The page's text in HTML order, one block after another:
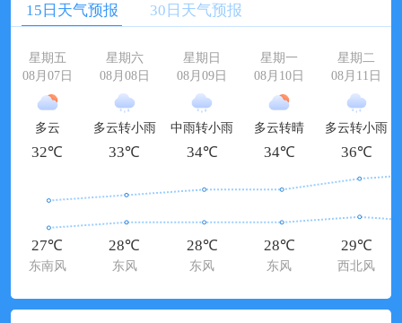
15日天气预报 30日天气预报
星期五
08月07日
多云
32℃
27℃
东南风
星期六
08月08日
多云转小雨
33℃
28℃
东风
星期日
08月09日
中雨转小雨
34℃
28℃
东风
星期一
08月10日
多云转晴
34℃
28℃
东风
星期二
08月11日
多云转小雨
36℃
29℃
西北风